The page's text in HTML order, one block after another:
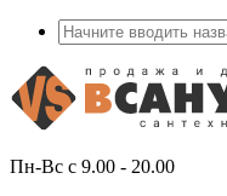
Пн-Вс с 9.00 - 20.00